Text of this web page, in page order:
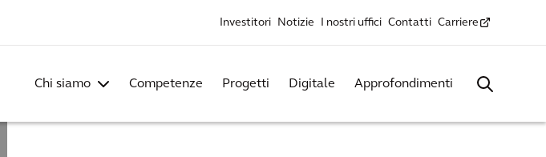
Investitori Notizie I nostri uffici Contatti Carriere
Chi siamo Competenze Progetti Digitale Approfondimenti